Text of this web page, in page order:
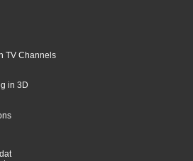
TV Channels
in 3D